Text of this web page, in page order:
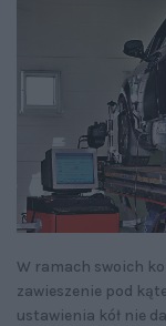
W ramach swoich
zawieszenie pod
ustawienia kół nie